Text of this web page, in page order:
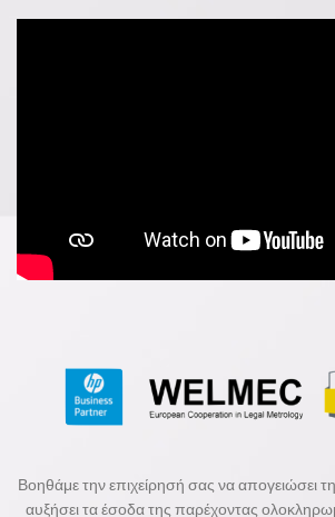
Βοηθάμε την επιχείρησή σας να απογειώσει τη
αυξήσει τα έσοδα της παρέχοντας